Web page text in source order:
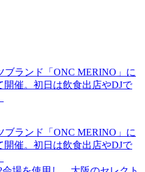
ブランド「ONC MERINO」に
開催。初日は飲食出店やDJで
ブランド「ONC MERINO」に
開催。初日は飲食出店やDJで